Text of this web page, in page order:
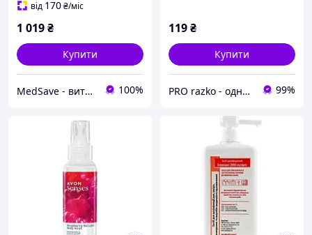
від 170₴/міс
1 019₴
Купити
MedSave - витратні матеріали для індустрії красоти 100%
119₴
Купити
PRO razko - одноразова продукція для салонів краси 99%